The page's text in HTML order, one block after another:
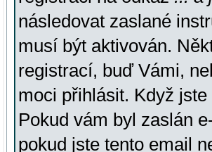
následovat zaslané
musí být aktivován.
registrací, buď Vámi,
moci přihlásit. Když
Pokud vám byl zaslán
pokud jste tento email